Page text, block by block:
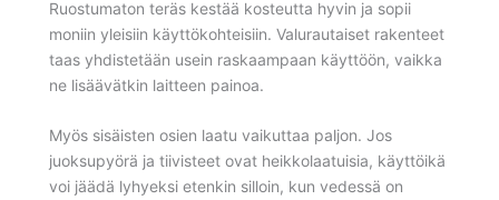
Ruostumaton teräs kestää kosteutta hyvin ja sopii
moniin yleisiin käyttökohteisiin. Valurautaiset rakenteet
taas yhdistetään usein raskaampaan käyttöön, vaikka
ne lisäävätkin laitteen painoa.
Myös sisäisten osien laatu vaikuttaa paljon. Jos
juoksupyörä ja tiivisteet ovat heikkolaatuisia, käyttöikä
voi jäädä lyhyeksi etenkin silloin, kun vedessä on